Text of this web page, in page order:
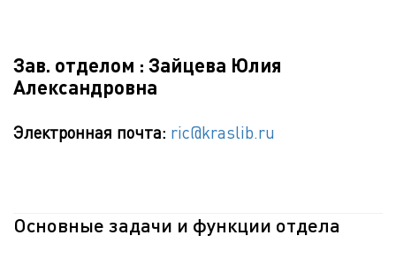
Зав. отделом : Зайцева Юлия
Александровна
Электронная почта: ric@kraslib.ru
Основные задачи и функции отдела